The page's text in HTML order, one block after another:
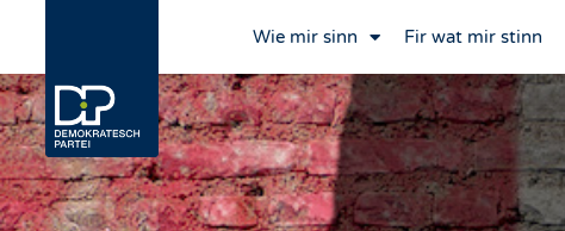
Wie mir sinn Fir wat mir stinn